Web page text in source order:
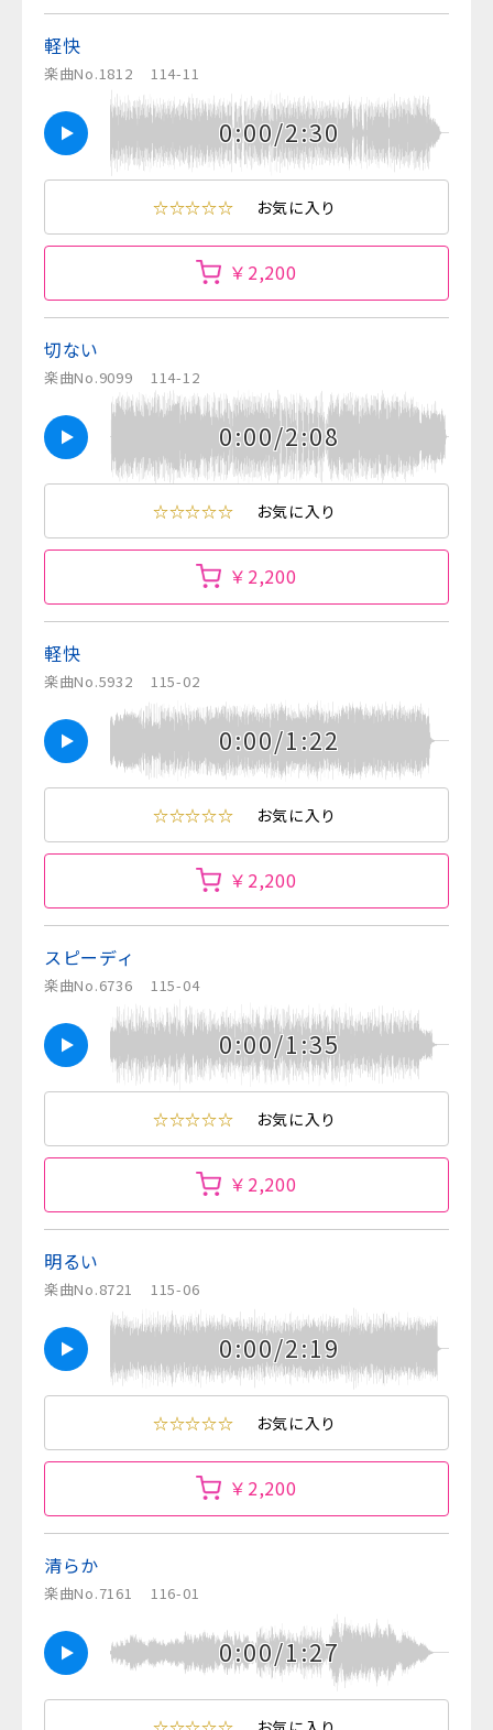
軽快
楽曲No.1812 114-11
0:00/2:30
☆☆☆☆☆ お気に入り
￥2,200
切ない
楽曲No.9099 114-12
0:00/2:08
☆☆☆☆☆ お気に入り
￥2,200
軽快
楽曲No.5932 115-02
0:00/1:22
☆☆☆☆☆ お気に入り
￥2,200
スピーディ
楽曲No.6736 115-04
0:00/1:35
☆☆☆☆☆ お気に入り
￥2,200
明るい
楽曲No.8721 115-06
0:00/2:19
☆☆☆☆☆ お気に入り
￥2,200
清らか
楽曲No.7161 116-01
0:00/1:27